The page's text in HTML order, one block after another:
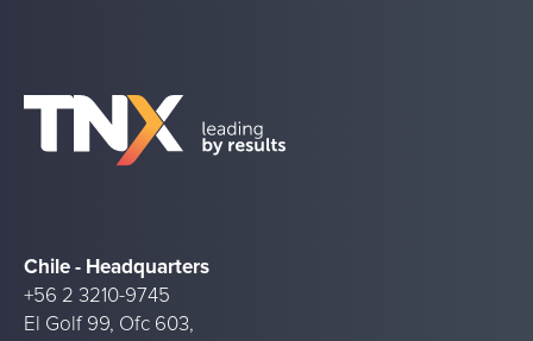
Chile - Headquarters
+56 2 3210-9745
El Golf 99, Ofc 603,